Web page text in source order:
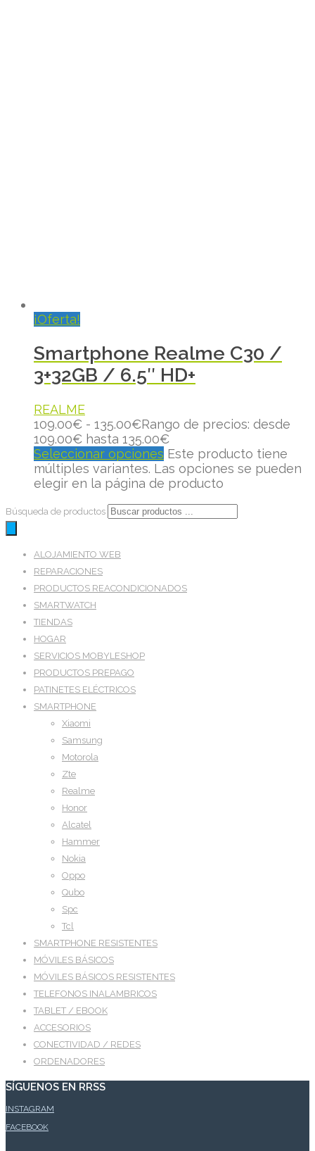
¡Oferta!
Smartphone Realme C30 /
3+32GB / 6.5″ HD+
REALME
109.00€ - 135.00€Rango de precios: desde
109.00€ hasta 135.00€
Seleccionar opciones Este producto tiene
múltiples variantes. Las opciones se pueden
elegir en la página de producto
Búsqueda de productos
ALOJAMIENTO WEB
REPARACIONES
PRODUCTOS REACONDICIONADOS
SMARTWATCH
TIENDAS
HOGAR
SERVICIOS MOBYLESHOP
PRODUCTOS PREPAGO
PATINETES ELÉCTRICOS
SMARTPHONE
Xiaomi
Samsung
Motorola
Zte
Realme
Honor
Alcatel
Hammer
Nokia
Oppo
Qubo
Spc
Tcl
SMARTPHONE RESISTENTES
MÓVILES BÁSICOS
MÓVILES BÁSICOS RESISTENTES
TELEFONOS INALAMBRICOS
TABLET / EBOOK
ACCESORIOS
CONECTIVIDAD / REDES
ORDENADORES
SÍGUENOS EN RRSS
INSTAGRAM
FACEBOOK